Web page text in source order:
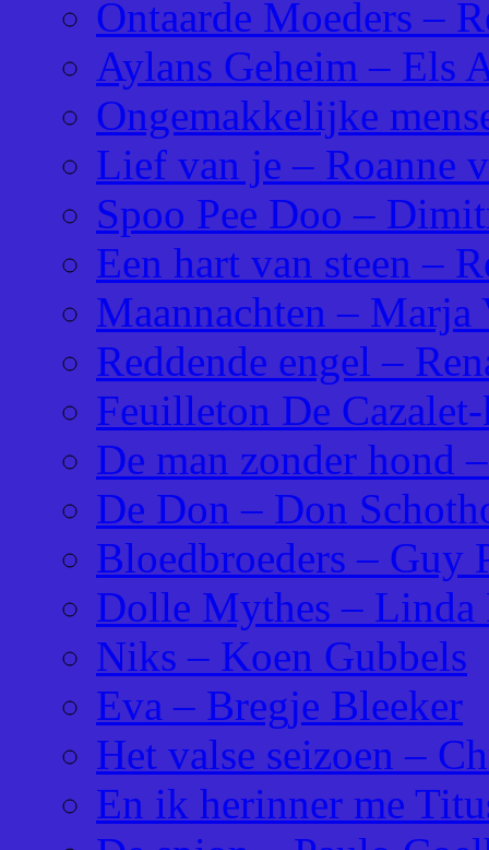
Ontaarde Moeders –
Aylans Geheim – Els
Ongemakkelijke
Lief van je – Roanne
Spoo Pee Doo –
Een hart van steen –
Maannachten – Marja
Reddende engel –
Feuilleton De
De man zonder hond
De Don – Don
Bloedbroeders – Guy
Dolle Mythes – Linda
Niks – Koen Gubbels
Eva – Bregje Bleeker
Het valse seizoen –
En ik herinner me